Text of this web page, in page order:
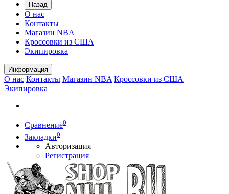
Назад
О нас
Контакты
Магазин NBA
Кроссовки из США
Экипировка
Информация
О нас Контакты Магазин NBA Кроссовки из США
Экипировка
Сравнение0
Закладки0
Авторизация
Регистрация